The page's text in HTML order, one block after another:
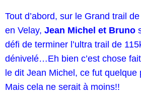
Tout d’abord, sur le Grand trail
en Velay, Jean Michel et Bruno
défi de terminer l’ultra trail de
dénivelé…Eh bien c’est chose
le dit Jean Michel, ce fut quelque
Mais cela ne serait à moins!!